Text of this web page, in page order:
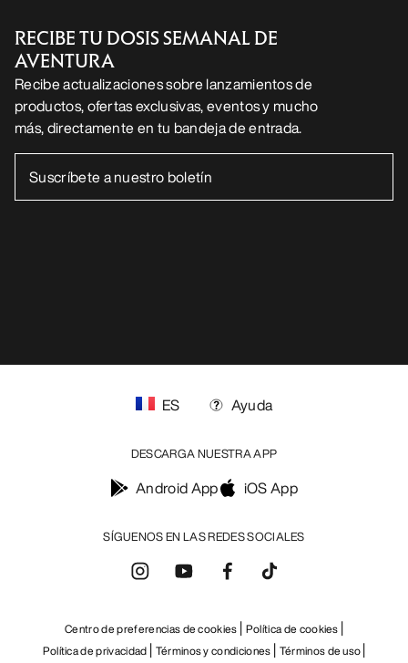
RECIBE TU DOSIS SEMANAL DE
AVENTURA
Recibe actualizaciones sobre lanzamientos de
productos, ofertas exclusivas, eventos y mucho
más, directamente en tu bandeja de entrada.
SÍGUENOS EN LAS REDES SOCIALES
ES Ayuda
DESCARGA NUESTRA APP
Android App iOS App
Centro de preferencias de cookies Política de cookies
Política de privacidad Términos y condiciones Términos de uso